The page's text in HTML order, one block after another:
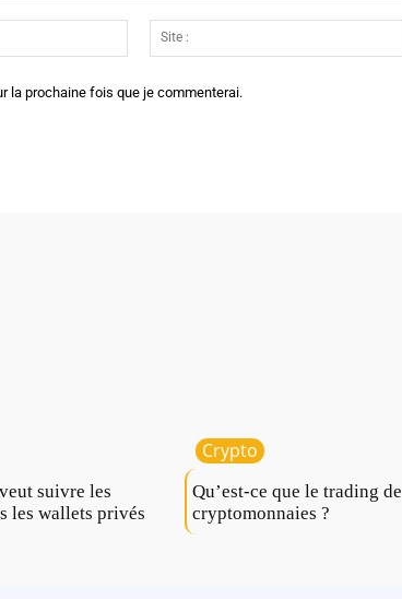
Email
:*
la prochaine fois que je commenterai.
suivre les
les wallets privés
Crypto
Qu’est-ce que le trading de
cryptomonnaies ?